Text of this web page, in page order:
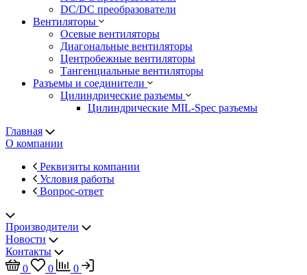
DC/DC преобразователи
Вентиляторы
Осевые вентиляторы
Диагональные вентиляторы
Центробежные вентиляторы
Тангенциальные вентиляторы
Разъемы и соединители
Цилиндрические разъемы
Цилиндрические MIL-Spec разъемы
Главная
О компании
Реквизиты компании
Условия работы
Вопрос-ответ
Производители
Новости
Контакты
0
0
0